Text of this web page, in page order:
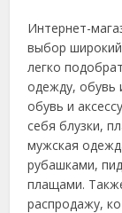
Интернет-
выбор
легко
одежду, обувь
обувь и
себя блузки,
мужская
рубашками,
плащами.
распродажу,